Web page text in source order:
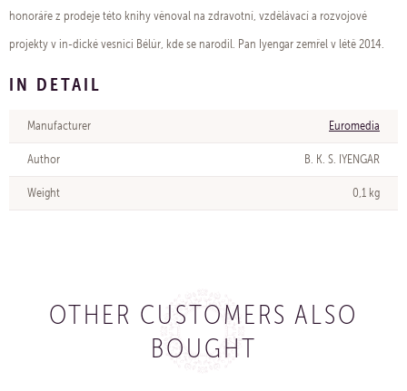
honoráře z prodeje této knihy věnoval na zdravotní, vzdělávací a rozvojové
projekty v in-dické vesnici Bélúr, kde se narodil. Pan Iyengar zemřel v létě 2014.
IN DETAIL
Manufacturer Euromedia
Author B. K. S. IYENGAR
Weight 0,1 kg
OTHER CUSTOMERS ALSO
BOUGHT